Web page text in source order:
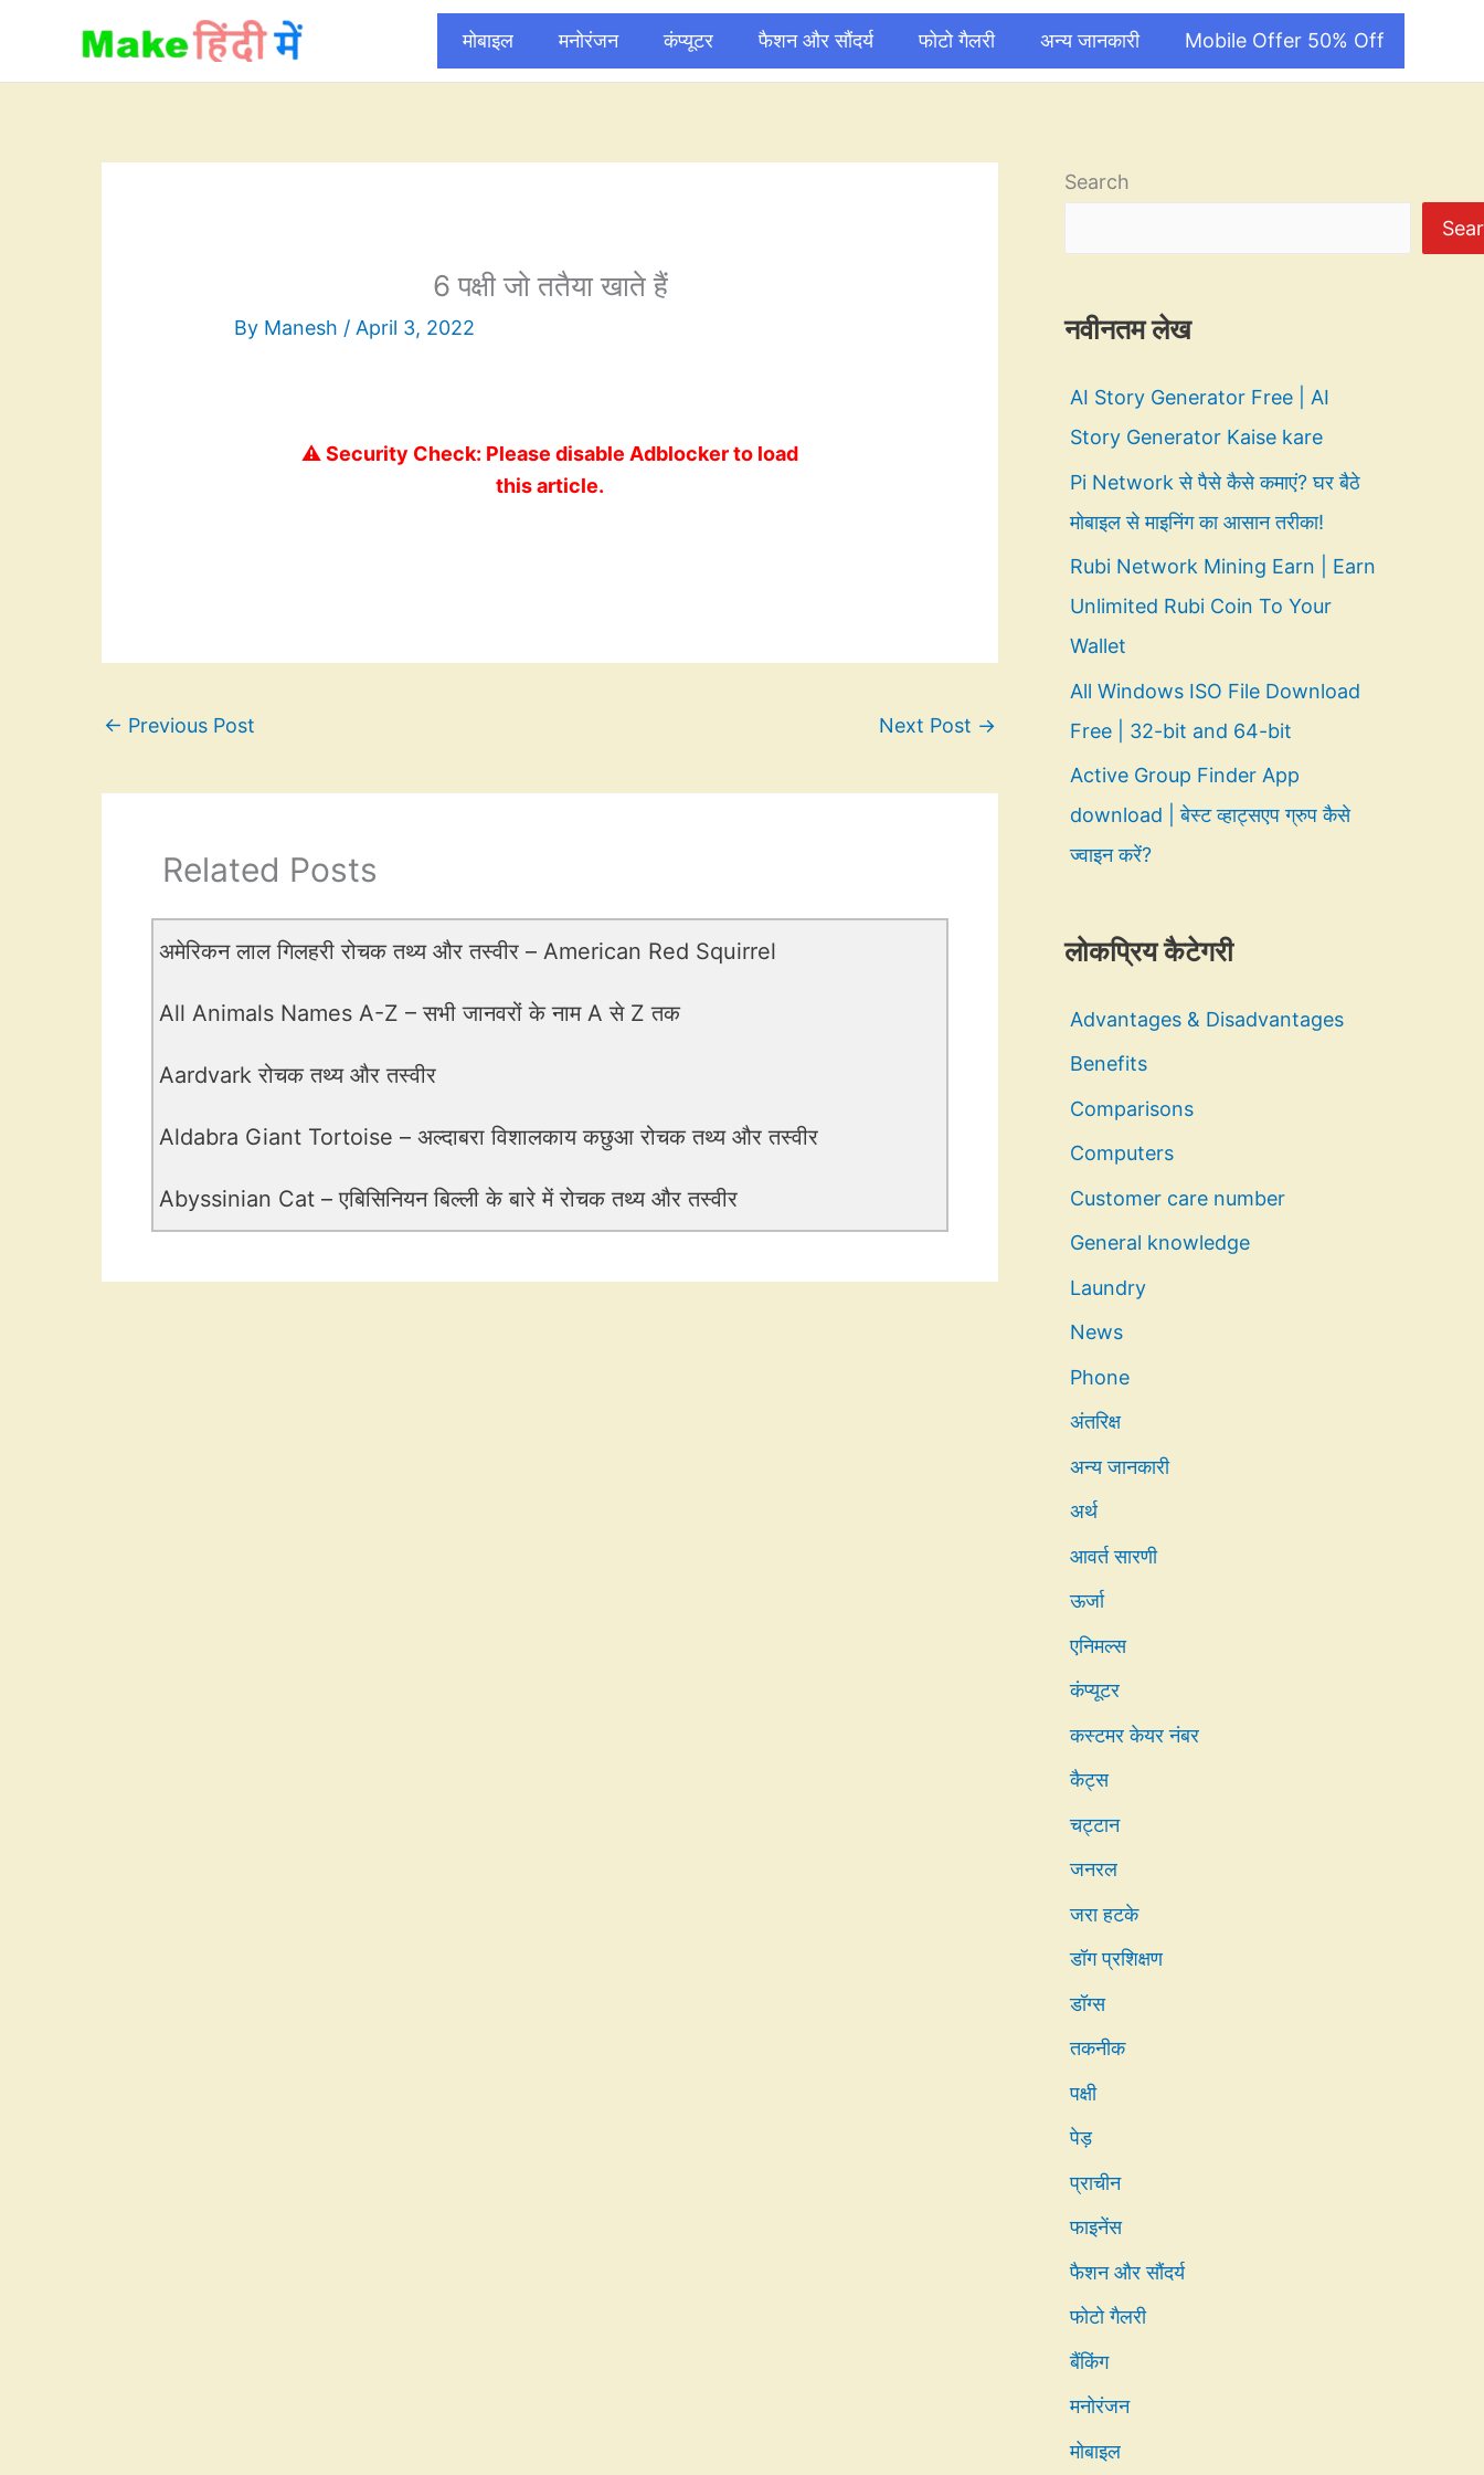
content
मोबाइल मनोरंजन कंप्यूटर फैशन और सौंदर्य फोटो गैलरी अन्य जानकारी Mobile Offer 50% Off
6 पक्षी जो ततैया खाते हैं
By Manesh / April 3, 2022
⚠️ Security Check: Please disable Adblocker to load
this article.
← Previous Post Next Post →
Related Posts
अमेरिकन लाल गिलहरी रोचक तथ्य और तस्वीर – American Red Squirrel
All Animals Names A-Z – सभी जानवरों के नाम A से Z तक
Aardvark रोचक तथ्य और तस्वीर
Aldabra Giant Tortoise – अल्दाबरा विशालकाय कछुआ रोचक तथ्य और तस्वीर
Abyssinian Cat – एबिसिनियन बिल्ली के बारे में रोचक तथ्य और तस्वीर
Search
नवीनतम लेख
AI Story Generator Free | AI
Story Generator Kaise kare
Pi Network से पैसे कैसे कमाएं? घर बैठे
मोबाइल से माइनिंग का आसान तरीका!
Rubi Network Mining Earn | Earn
Unlimited Rubi Coin To Your
Wallet
All Windows ISO File Download
Free | 32-bit and 64-bit
Active Group Finder App
download | बेस्ट व्हाट्सएप ग्रुप कैसे
ज्वाइन करें?
लोकप्रिय कैटेगरी
Advantages & Disadvantages
Benefits
Comparisons
Computers
Customer care number
General knowledge
Laundry
News
Phone
अंतरिक्ष
अन्य जानकारी
अर्थ
आवर्त सारणी
ऊर्जा
एनिमल्स
कंप्यूटर
कस्टमर केयर नंबर
कैट्स
चट्टान
जनरल
जरा हटके
डॉग प्रशिक्षण
डॉग्स
तकनीक
पक्षी
पेड़
प्राचीन
फाइनेंस
फैशन और सौंदर्य
फोटो गैलरी
बैंकिंग
मनोरंजन
मोबाइल